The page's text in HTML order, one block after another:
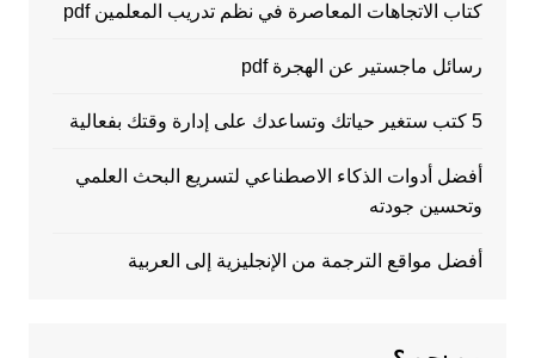
كتاب الاتجاهات المعاصرة في نظم تدريب المعلمين pdf
رسائل ماجستير عن الهجرة pdf
5 كتب ستغير حياتك وتساعدك على إدارة وقتك بفعالية
أفضل أدوات الذكاء الاصطناعي لتسريع البحث العلمي
وتحسين جودته
أفضل مواقع الترجمة من الإنجليزية إلى العربية